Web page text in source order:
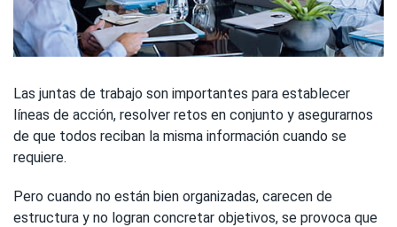
Las juntas de trabajo son importantes para establecer
líneas de acción, resolver retos en conjunto y asegurarnos
de que todos reciban la misma información cuando se
requiere.
Pero cuando no están bien organizadas, carecen de
estructura y no logran concretar objetivos, se provoca que